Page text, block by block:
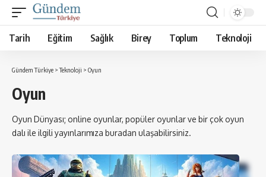
Tarih Eğitim Sağlık Birey Toplum Teknoloji
Gündem Türkiye >Teknoloji > Oyun
Oyun
Oyun Dünyası; online oyunlar, popüler oyunlar ve bir çok oyun
dalı ile ilgili yayınlarımıza buradan ulaşabilirsiniz.